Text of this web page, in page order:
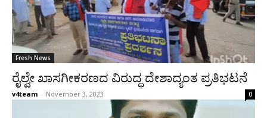
Fresh News
ರೈಲ್ವೇ ಖಾಸಗೀಕರಣದ ವಿರುದ್ಧ ದೇಶಾದ್ಯಂತ ಪ್ರತಿಭಟನೆ
v4team - November 3, 2023 0